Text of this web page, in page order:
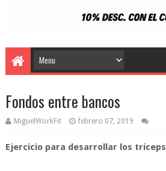
Fondos entre bancos
MiguelWorkFit febrero 07, 2019
Ejercicio para desarrollar los tríceps